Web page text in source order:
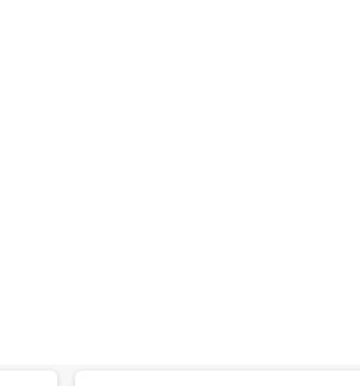
kann. Einen Fehler gefunden?